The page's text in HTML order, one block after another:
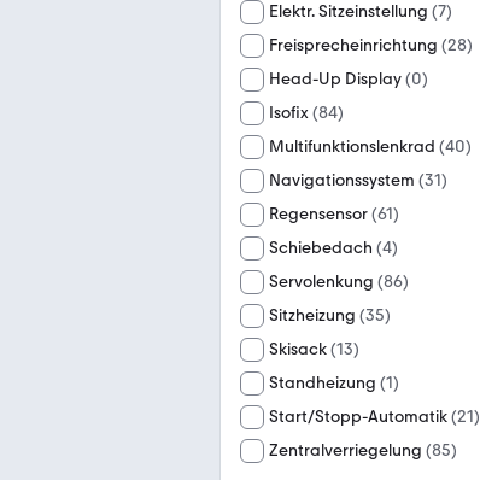
Elektr. Sitzeinstellung (7)
Freisprecheinrichtung (28)
Head-Up Display(0)
Isofix(84)
Multifunktionslenkrad (40)
Navigationssystem (31)
Regensensor(61)
Schiebedach (4)
Servolenkung (86)
Sitzheizung (35)
Skisack(13)
Standheizung (1)
Start/Stopp-Automatik(21)
Zentralverriegelung (85)